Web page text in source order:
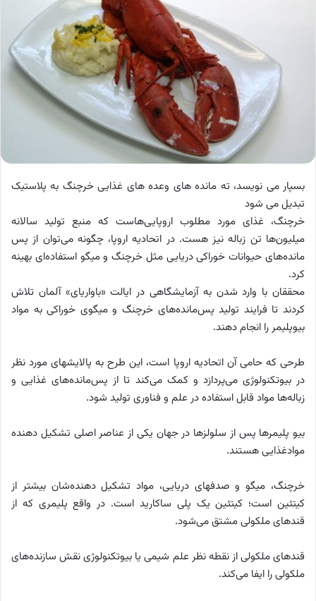
بسپار می نویسد، ته مانده های وعده های غذایی خرچنگ به پلاستیک
تبدیل می شود
خرچنگ، غذای مورد مطلوب اروپایی‌هاست که منبع تولید سالانه
میلیون‌ها تن زباله نیز هست. در اتحادیه اروپا، چگونه می‌توان از پس
مانده‌های حیوانات خوراکی دریایی مثل خرچنگ و میگو استفاده‌ای بهینه
کرد.
محققان با وارد شدن به آزمایشگاهی در ایالت «باواریای» آلمان تلاش
کردند تا فرایند تولید پس‌مانده‌های خرچنگ و میگوی خوراکی به مواد
بیوپلیمر را انجام دهند.
طرحی که حامی آن اتحادیه اروپا است، این طرح به پالایشهای مورد نظر
در بیوتکنولوژی می‌پردازد و کمک می‌کند تا از پس‌مانده‌های غذایی و
زباله‌ها مواد قابل استفاده در علم و فناوری تولید شود.
بیو پلیمرها پس از سلولزها در جهان یکی از عناصر اصلی تشکیل دهنده
موادغذایی هستند.
خرچنگ، میگو و صدفهای دریایی، مواد تشکیل دهنده‌شان بیشتر از
کیتئین است؛ کیتئین یک پلی ساکارید است. در واقع پلیمری که از
قندهای ملکولی مشتق می‌شود.
قندهای ملکولی از نقطه نظر علم شیمی یا بیوتکنولوژی نقش سازنده‌های
ملکولی را ایفا می‌کند.